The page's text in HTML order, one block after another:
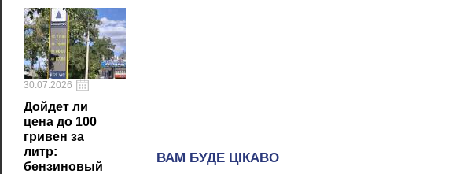
30.07.2026
Дойдет ли
цена до 100
гривен за
литр:
бензиновый